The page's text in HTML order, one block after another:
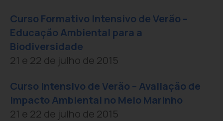
Curso Formativo Intensivo de Verão –
Educação Ambiental para a
Biodiversidade
21 e 22 de julho de 2015
Curso Intensivo de Verão – Avaliação de
Impacto Ambiental no Meio Marinho
21 e 22 de julho de 2015